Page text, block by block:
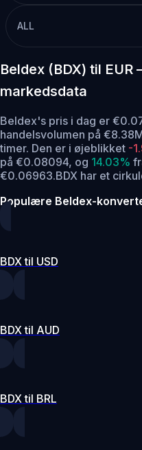
ALL
Beldex (BDX) til EUR
markedsdata
Beldex's pris i dag er
handelsvolumen på
timer. Den er i øjeblikket -
på €0.08094, og 14.03%
€0.06963.BDX har et
Populære Beldex-
BDX til USD
BDX til AUD
BDX til BRL